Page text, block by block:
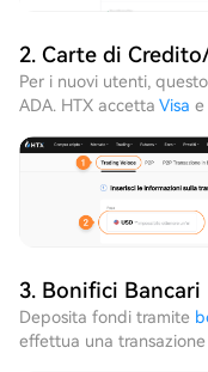
2. Carte di
Per i nuovi utenti,
ADA. HTX accetta Visa e
3. Bonifici Bancari
Deposita fondi tramite
effettua una